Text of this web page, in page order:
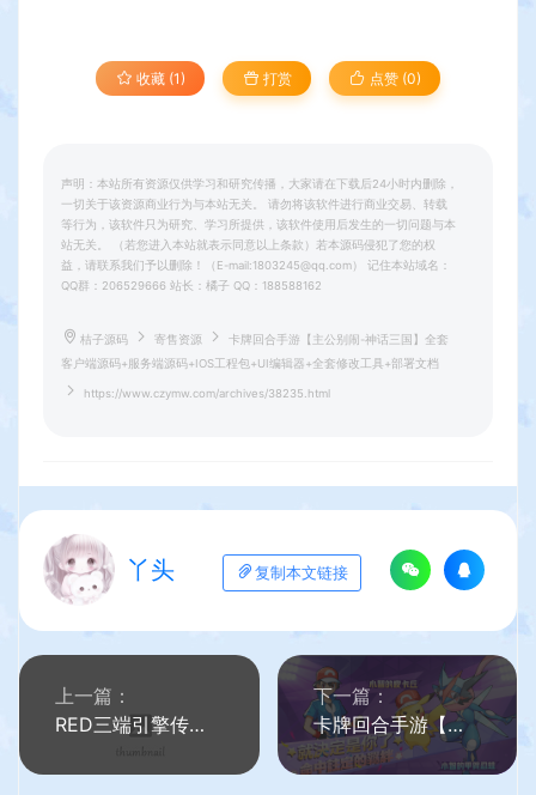
收藏 (1) 打赏 点赞 (0)
声明：本站所有资源仅供学习和研究传播，大家请在下载后24小时内删除，
一切关于该资源商业行为与本站无关。 请勿将该软件进行商业交易、转载
等行为，该软件只为研究、学习所提供，该软件使用后发生的一切问题与本
站无关。 （若您进入本站就表示同意以上条款）若本源码侵犯了您的权
益，请联系我们予以删除！（E-mail:1803245@qq.com） 记住本站域名：
QQ群：206529666 站长：橘子 QQ：188588162
桔子源码 寄售资源
卡牌回合手游【主公别闹-神话三国】全套
客户端源码+服务端源码+IOS工程包+UI编辑器+全套修改工具+部署文档
https://www.czymw.com/archives/38235.html
丫头 复制本文链接
上一篇：
RED三端引擎传奇手游【沉默嘟嘟全新三职业】最新整理Win系服务端+安卓苹果PC三端+详细搭建教程
下一篇：
卡牌回合手游【萌妖出没】全套客户端源码+服务端源码+SDK